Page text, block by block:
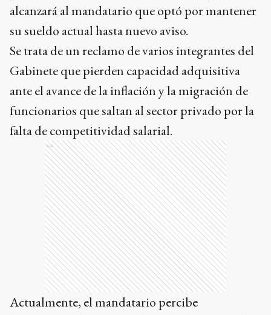
alcanzará al mandatario que optó por mantener
su sueldo actual hasta nuevo aviso.
Se trata de un reclamo de varios integrantes del
Gabinete que pierden capacidad adquisitiva
ante el avance de la inflación y la migración de
funcionarios que saltan al sector privado por la
falta de competitividad salarial.
Ads
Actualmente, el mandatario percibe